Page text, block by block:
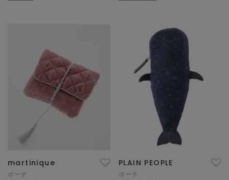
martinique
ポーチ
PLAIN PEOPLE
ポーチ